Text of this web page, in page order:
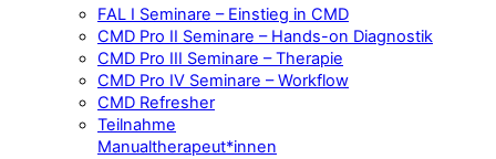
FAL I Seminare – Einstieg in CMD
CMD Pro II Seminare – Hands-on Diagnostik
CMD Pro III Seminare – Therapie
CMD Pro IV Seminare – Workflow
CMD Refresher
Teilnahme
Manualtherapeut*innen